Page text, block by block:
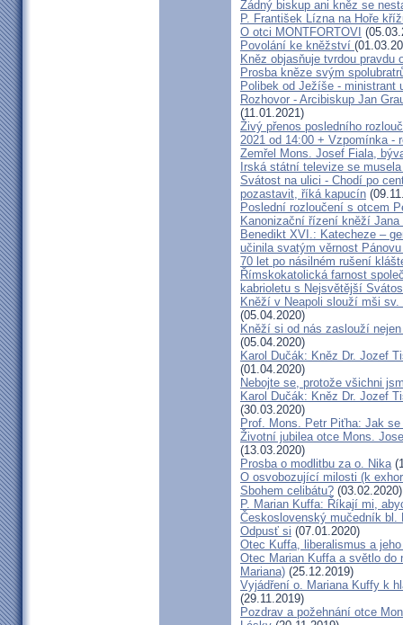
Žádný biskup ani kněz se
P. František Lízna na Hoře
O otci MONTFORTOVI
Povolání ke kněžství
Kněz objasňuje tvrdou pravdu
Prosba kněze svým
Polibek od Ježíše -
Rozhovor - Arcibiskup Jan
(11.01.2021)
Živý přenos posledního
2021 od 14:00 + Vzpomínka -
Zemřel Mons. Josef Fiala,
Irská státní televize se
Svátost na ulici - Chodí po
pozastavit, říká kapucín
Poslední rozloučení s otcem
Kanonizační řízení kněží
Benedikt XVI.: Katecheze –
učinila svatým věrnost
70 let po násilném rušení
Římskokatolická farnost
kabrioletu s Nejsvětější
Kněží v Neapoli slouží mši
(05.04.2020)
Kněží si od nás zaslouží
(05.04.2020)
Karol Dučák: Kněz Dr. Jozef
(01.04.2020)
Nebojte se, protože všichni
Karol Dučák: Kněz Dr. Jozef
(30.03.2020)
Prof. Mons. Petr Piťha: Jak
Životní jubilea otce Mons.
(13.03.2020)
Prosba o modlitbu za o. Nika
O osvobozující milosti (k
Sbohem celibátu? (03.02.2020)
P. Marian Kuffa: Říkají mi,
Československý mučedník bl.
Odpusť si (07.01.2020)
Otec Kuffa, liberalismus a
Otec Marian Kuffa a světlo do
Mariana) (25.12.2019)
Vyjádření o. Mariana Kuffy k
(29.11.2019)
Pozdrav a požehnání otce